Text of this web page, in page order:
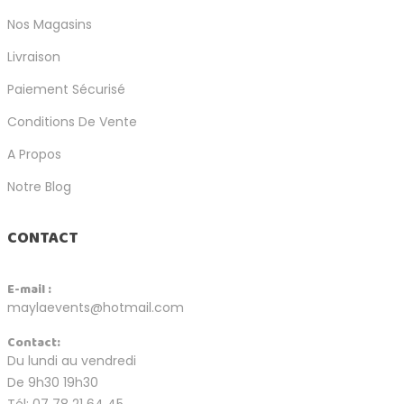
Nos Magasins
Livraison
Paiement Sécurisé
Conditions De Vente
A Propos
Notre Blog
CONTACT
E-mail :
maylaevents@hotmail.com
Contact:
Du lundi au vendredi
De 9h30 19h30